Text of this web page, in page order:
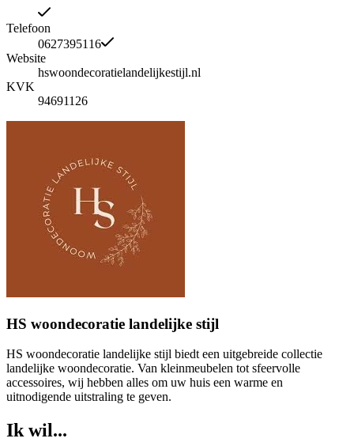
Telefoon
0627395116
Website
hswoondecoratielandelijkestijl.nl
KVK
94691126
HS woondecoratie landelijke stijl
HS woondecoratie landelijke stijl biedt een uitgebreide collectie
landelijke woondecoratie. Van kleinmeubelen tot sfeervolle
accessoires, wij hebben alles om uw huis een warme en
uitnodigende uitstraling te geven.
Ik wil...